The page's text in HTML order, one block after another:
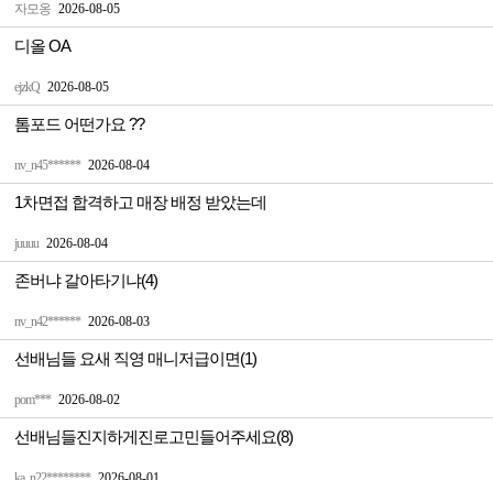
자모옹 2026-08-05
ejzkQ 2026-08-05
디올 OA
nv_n45****** 2026-08-04
톰포드 어떤가요 ??
juuuu 2026-08-04
1차면접 합격하고 매장 배정 받았는데
nv_n42****** 2026-08-03
존버냐 갈아타기냐(4)
pom*** 2026-08-02
선배님들 요새 직영 매니저급이면(1)
선배님들진지하게진로고민들어주세요(8)